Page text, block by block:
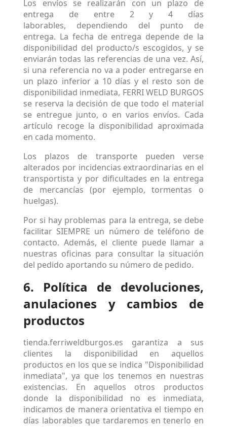
Los envíos se realizarán con un plazo de
entrega de entre 2 y 4 días
laborables, dependiendo del punto de
entrega. La fecha de entrega depende de la
disponibilidad del producto/s escogidos, y se
enviarán todas las referencias de una vez. Así,
si una referencia no va a poder entregarse en
un plazo inferior a 10 días y el resto son de
disponibilidad inmediata, FERRI WELD BURGOS
se reserva la decisión de que todo el material
se entregue junto, o en varios envíos. Cada
artículo recoge la disponibilidad aproximada
en cada momento.
Los plazos de transporte pueden verse
alterados por incidencias extraordinarias en el
transportista y por dificultades en la entrega
de mercancías (por ejemplo, tormentas o
huelgas).
Por si hay problemas para la entrega, se debe
facilitar SIEMPRE un número de teléfono de
contacto. Además, el cliente puede llamar a
nuestras oficinas para consultar la situación
del pedido aportando su número de pedido.
6. Política de devoluciones,
anulaciones y cambios de
productos
tienda.ferriweldburgos.es garantiza a sus
clientes la disponibilidad en aquellos
productos en los que se indica "Disponibilidad
inmediata", ya que los tenemos en nuestras
existencias. En aquellos otros productos
donde la disponibilidad no es inmediata,
indicamos de manera orientativa el tiempo en
días laborables que tardaremos en tenerlo en